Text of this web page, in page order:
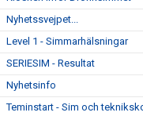
Nyhetssvejpet...
Level 1 - Simmarhälsningar
SERIESIM - Resultat
Nyhetsinfo
Teminstart - Sim och